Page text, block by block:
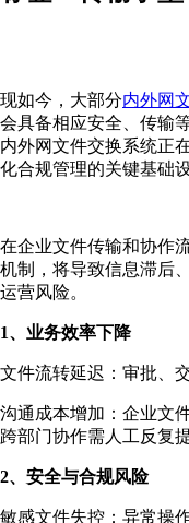
现如今，大部分内外网
会具备相应安全、传输
内外网文件交换系统正
化合规管理的关键基础设
在企业文件传输和协作
机制，将导致信息滞后
运营风险。
1、业务效率下降
文件流转延迟：审批、
沟通成本增加：企业文
跨部门协作需人工反复提
2、安全与合规风险
敏感文件失控：异常操